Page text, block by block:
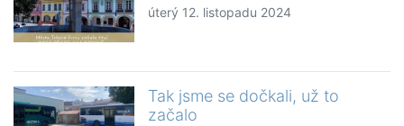
úterý 12. listopadu 2024
Tak jsme se dočkali, už to
začalo